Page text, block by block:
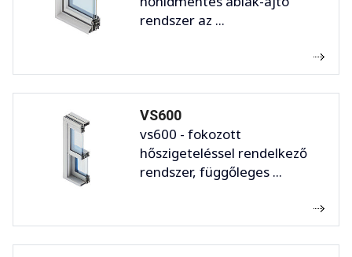
rendszer az ...
VS600
vs600 - fokozott
hőszigeteléssel rendelkező
rendszer, függőleges ...